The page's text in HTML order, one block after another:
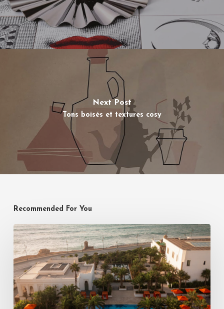
Next Post
Tons boisés et textures cosy
Recommended For You